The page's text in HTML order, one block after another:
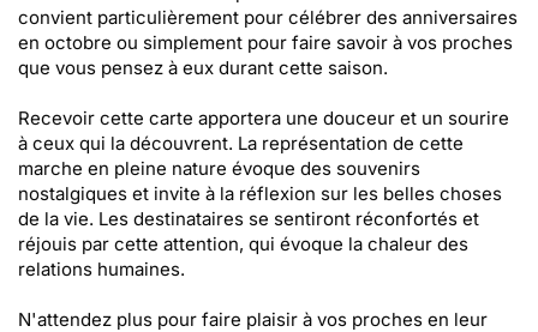
convient particulièrement pour célébrer des anniversaires
en octobre ou simplement pour faire savoir à vos proches
que vous pensez à eux durant cette saison.
Recevoir cette carte apportera une douceur et un sourire
à ceux qui la découvrent. La représentation de cette
marche en pleine nature évoque des souvenirs
nostalgiques et invite à la réflexion sur les belles choses
de la vie. Les destinataires se sentiront réconfortés et
réjouis par cette attention, qui évoque la chaleur des
relations humaines.
N'attendez plus pour faire plaisir à vos proches en leur